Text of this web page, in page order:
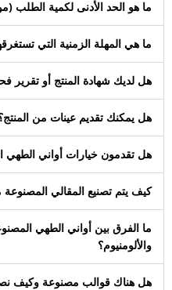
ما هو الحد الأدنى لكمية الطلب
ما هي المهلة الزمنية التي
هل لديك شهادة المنتج أو تقرير
هل يمكنك تقديم عينات من
هل تقدمون خيارات أواني
كيف يتم تصنيع المقالي المصنوعة
ما الفرق بين أواني الطهي
والألومنيوم؟
هل هناك قوالب مصنوعة وكيف